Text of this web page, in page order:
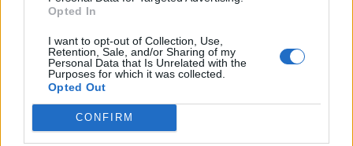
Opted In
I want to opt-out of Collection, Use,
Retention, Sale, and/or Sharing of my
Personal Data that Is Unrelated with the
Purposes for which it was collected.
Opted Out
CONFIRM